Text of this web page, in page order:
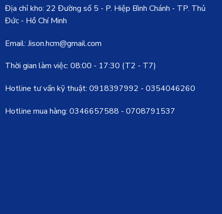
Địa chỉ kho: 22 Đường số 5 - P. Hiệp Bình Chánh - TP. Thủ
Đức - Hồ Chí Minh
Email: Jison.hcm@gmail.com
Thời gian làm việc: 08:00 - 17:30 (T2 - T7)
Hotline tư vấn kỹ thuật: 0918397992 - 0354046260
Hotline mua hàng: 0346657588 - 0708791537